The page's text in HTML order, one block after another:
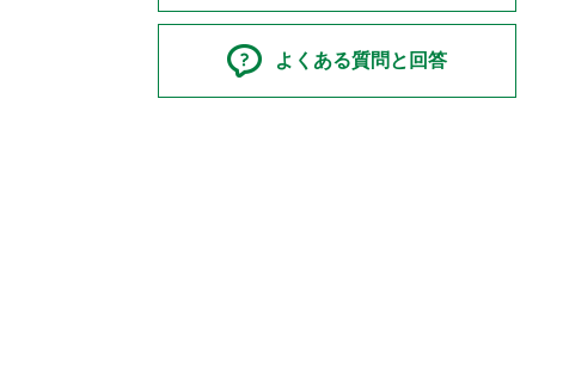
よくある質問と回答